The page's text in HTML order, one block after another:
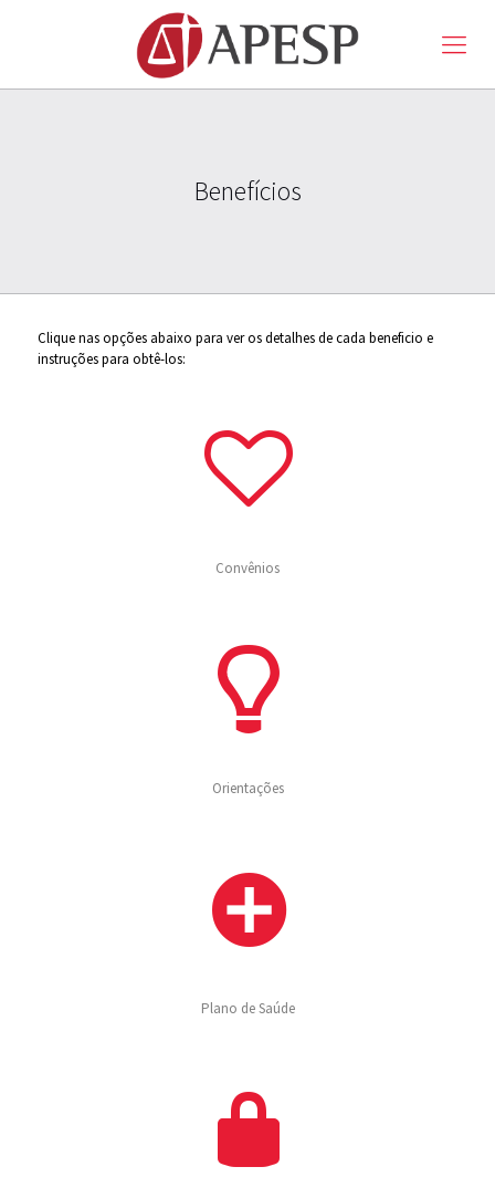
Benefícios
Clique nas opções abaixo para ver os detalhes de cada beneficio e
instruções para obtê-los:
Convênios
Orientações
Plano de Saúde